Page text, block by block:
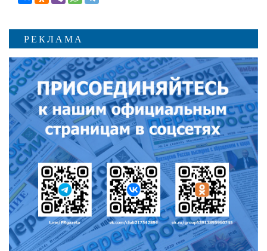
РЕКЛАМА